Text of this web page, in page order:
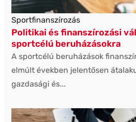
Sportfinanszírozás
Politikai és finanszírozási
sportcélú beruházásokra
A sportcélú beruházások
elmúlt években jelentősen
gazdasági és...